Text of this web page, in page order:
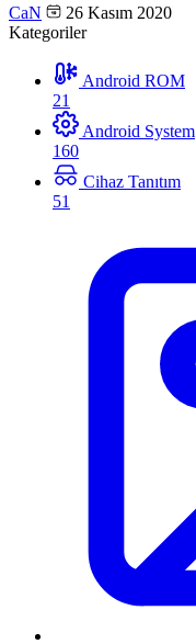
CaN
26 Kasım 2020
Kategoriler
Android ROM
21
Android System
160
Cihaz Tanıtım
51